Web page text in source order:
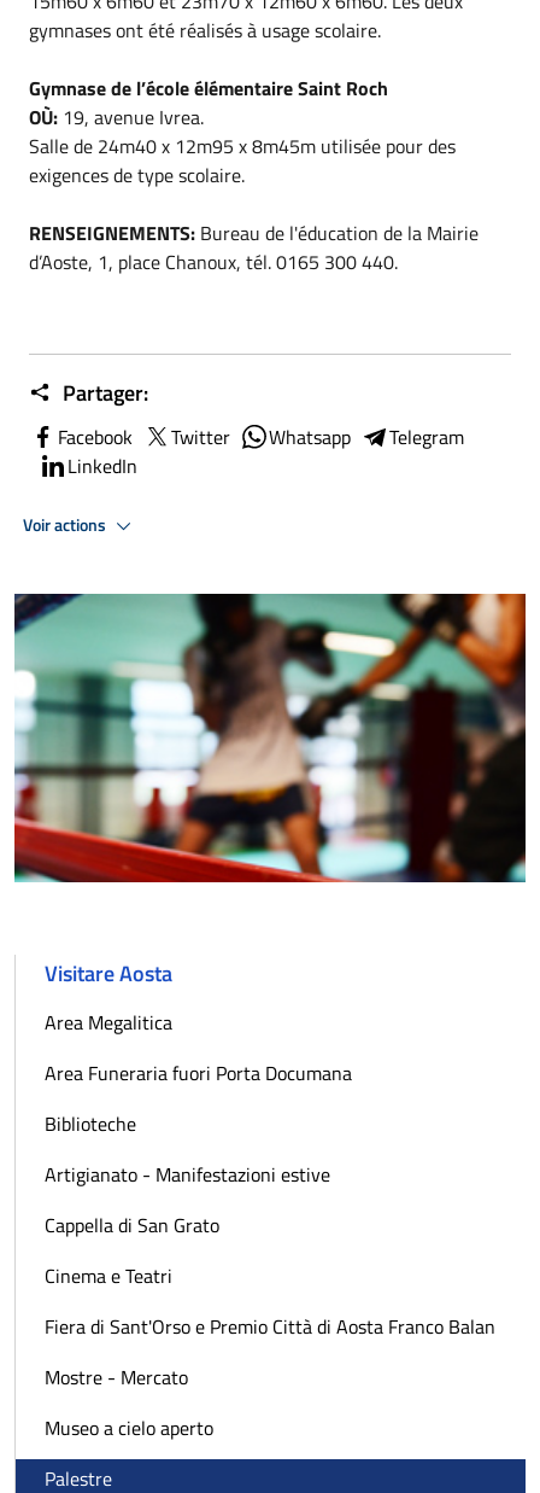
gymnases ont été réalisés à usage scolaire.
Gymnase de l’école élémentaire Saint Roch
OÙ: 19, avenue Ivrea.
Salle de 24m40 x 12m95 x 8m45m utilisée pour des
exigences de type scolaire.
RENSEIGNEMENTS: Bureau de l'éducation de la Mairie
d’Aoste, 1, place Chanoux, tél. 0165 300 440.
Partager:
Facebook Twitter Whatsapp
Telegram
LinkedIn
Voir actions
Visitare Aosta
Area Megalitica
Area Funeraria fuori Porta Documana
Biblioteche
Artigianato - Manifestazioni estive
Cappella di San Grato
Cinema e Teatri
Fiera di Sant'Orso e Premio Città di Aosta Franco Balan
Mostre - Mercato
Museo a cielo aperto
Palestre